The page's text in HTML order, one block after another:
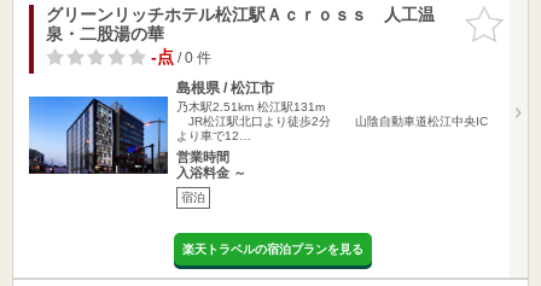
お気に入
りに追加
グリーンリッチホテル松江駅Ａｃｒｏｓｓ 人工温
泉・二股湯の華
-点/ 0 件
島根県 / 松江市
乃木駅2.51km 松江駅131m
JR松江駅北口より徒歩2分 山陰自動車道松江中央IC
より車で12…
営業時間
入浴料金 ～
宿泊
楽天トラベルの宿泊プランを見る